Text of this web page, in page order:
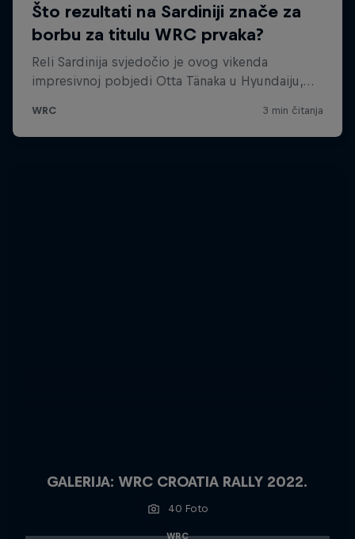
GALERIJA: WRC CROATIA RALLY 2022.
40 Foto
WRC